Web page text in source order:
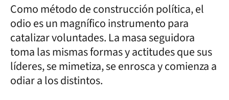
Como método de construcción política, el
odio es un magnífico instrumento para
catalizar voluntades. La masa seguidora
toma las mismas formas y actitudes que sus
líderes, se mimetiza, se enrosca y comienza a
odiar a los distintos.